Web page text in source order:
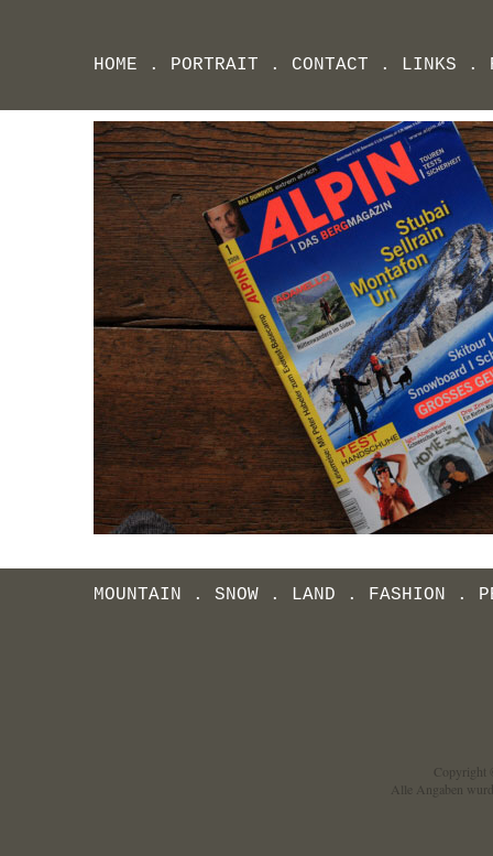
Copyright
Alle Angaben
HOME . PORTRAIT . CONTACT . LINKS .
MOUNTAIN . SNOW . LAND . FASHION .